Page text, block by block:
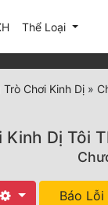
Thể Loại
Chơi Kinh Dị »
Kinh Dị Tôi
Báo Lỗi